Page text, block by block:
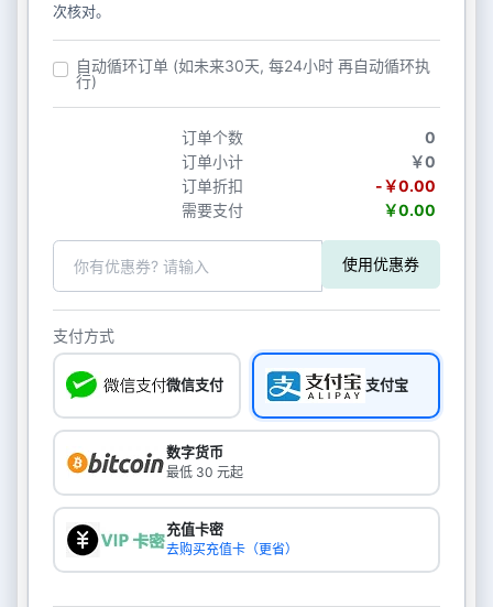
次核对。
自动循环订单 (如未来30天, 每24小时 再自动循环执
行)
订单个数
0
订单小计
￥0
订单折扣
-￥0.00
需要支付
￥0.00
使用优惠券
支付方式
微信支付 支付宝
数字货币
最低 30 元起
充值卡密
去购买充值卡（更省）